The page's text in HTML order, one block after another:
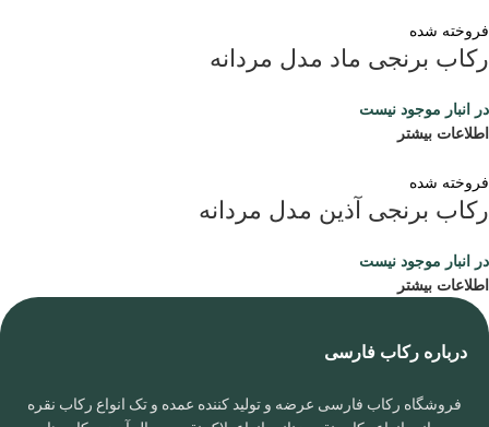
فروخته شده
رکاب برنجی ماد مدل مردانه
در انبار موجود نیست
اطلاعات بیشتر
فروخته شده
رکاب برنجی آذین مدل مردانه
در انبار موجود نیست
اطلاعات بیشتر
درباره رکاب فارسی
فروشگاه رکاب فارسی عرضه و تولید کننده عمده و تک انواع رکاب نقره